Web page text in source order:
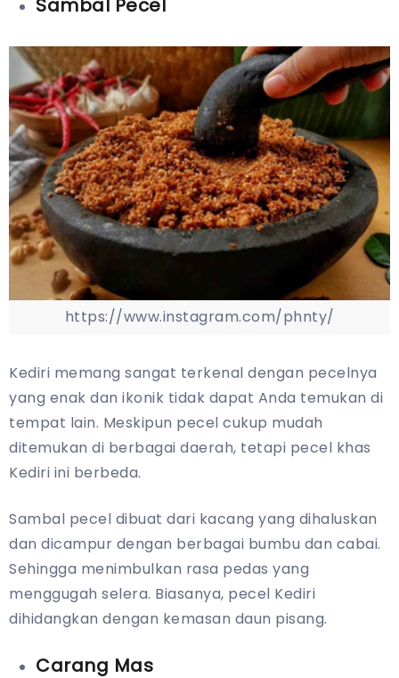
Sambal Pecel
https://www.instagram.com/phnty/
Kediri memang sangat terkenal dengan pecelnya
yang enak dan ikonik tidak dapat Anda temukan di
tempat lain. Meskipun pecel cukup mudah
ditemukan di berbagai daerah, tetapi pecel khas
Kediri ini berbeda.
Sambal pecel dibuat dari kacang yang dihaluskan
dan dicampur dengan berbagai bumbu dan cabai.
Sehingga menimbulkan rasa pedas yang
menggugah selera. Biasanya, pecel Kediri
dihidangkan dengan kemasan daun pisang.
Carang Mas